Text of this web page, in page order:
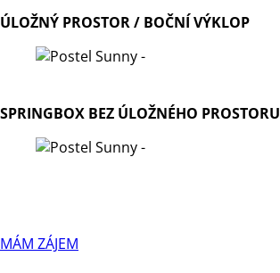
ÚLOŽNÝ PROSTOR / BOČNÍ VÝKLOP
SPRINGBOX BEZ ÚLOŽNÉHO PROSTORU
MÁM ZÁJEM